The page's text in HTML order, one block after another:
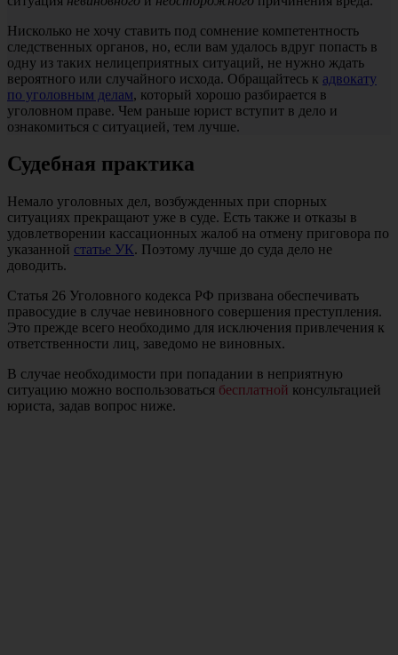
Нисколько не хочу ставить под сомнение компетентность
следственных органов, но, если вам удалось вдруг попасть в
одну из таких нелицеприятных ситуаций, не нужно ждать
вероятного или случайного исхода. Обращайтесь к адвокату
по уголовным делам, который хорошо разбирается в
уголовном праве. Чем раньше юрист вступит в дело и
ознакомиться с ситуацией, тем лучше.
Судебная практика
Немало уголовных дел, возбужденных при спорных
ситуациях прекращают уже в суде. Есть также и отказы в
удовлетворении кассационных жалоб на отмену приговора по
указанной статье УК. Поэтому лучше до суда дело не
доводить.
Статья 26 Уголовного кодекса РФ призвана обеспечивать
правосудие в случае невиновного совершения преступления.
Это прежде всего необходимо для исключения привлечения к
ответственности лиц, заведомо не виновных.
В случае необходимости при попадании в неприятную
ситуацию можно воспользоваться бесплатной консультацией
юриста, задав вопрос ниже.